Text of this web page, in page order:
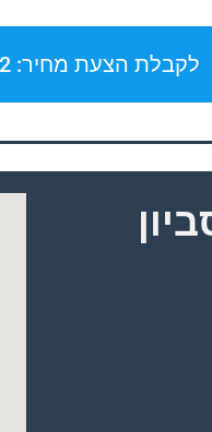
לקבלת הצעת מחיר: 072-393-0002